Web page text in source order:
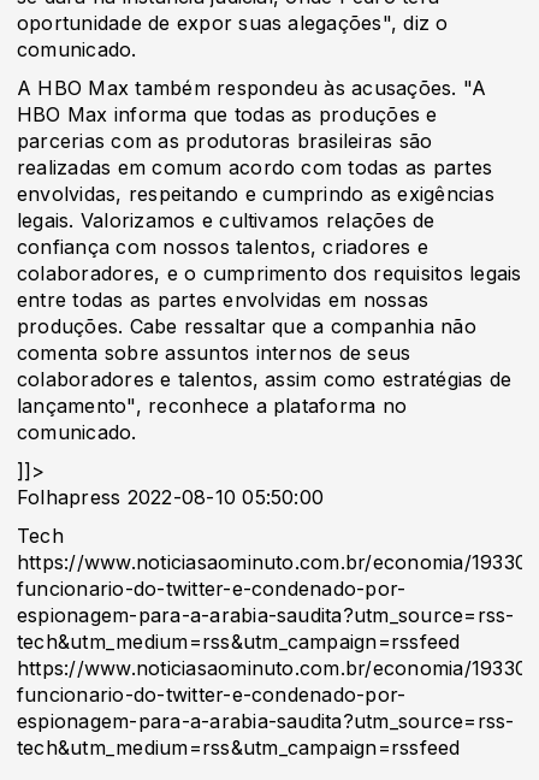
oportunidade de expor suas alegações", diz o
comunicado.
A HBO Max também respondeu às acusações. "A
HBO Max informa que todas as produções e
parcerias com as produtoras brasileiras são
realizadas em comum acordo com todas as partes
envolvidas, respeitando e cumprindo as exigências
legais. Valorizamos e cultivamos relações de
confiança com nossos talentos, criadores e
colaboradores, e o cumprimento dos requisitos legais
entre todas as partes envolvidas em nossas
produções. Cabe ressaltar que a companhia não
comenta sobre assuntos internos de seus
colaboradores e talentos, assim como estratégias de
lançamento", reconhece a plataforma no
comunicado.
]]>
Folhapress 2022-08-10 05:50:00
Tech
https://www.noticiasaominuto.com.br/economia/
funcionario-do-twitter-e-condenado-por-
espionagem-para-a-arabia-saudita?utm_source=rss-
tech&utm_medium=rss&utm_campaign=rssfeed
https://www.noticiasaominuto.com.br/economia/
funcionario-do-twitter-e-condenado-por-
espionagem-para-a-arabia-saudita?utm_source=rss-
tech&utm_medium=rss&utm_campaign=rssfeed